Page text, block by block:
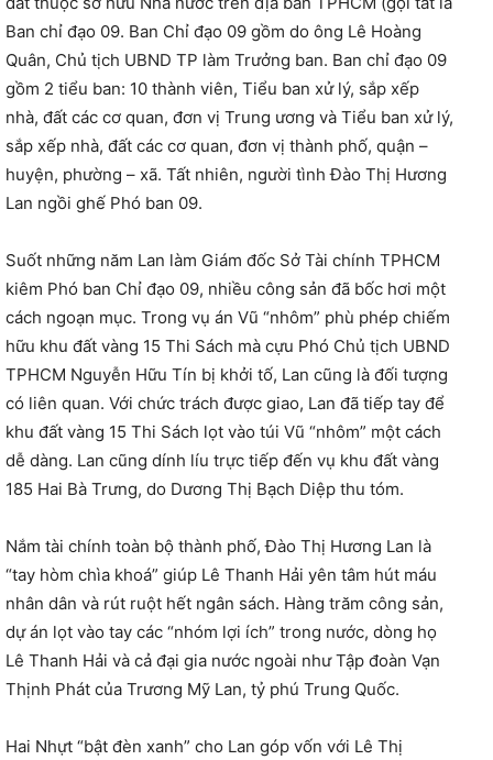
Ban chỉ đạo 09. Ban Chỉ đạo 09 gồm do ông Lê Hoàng
Quân, Chủ tịch UBND TP làm Trưởng ban. Ban chỉ đạo 09
gồm 2 tiểu ban: 10 thành viên, Tiểu ban xử lý, sắp xếp
nhà, đất các cơ quan, đơn vị Trung ương và Tiểu ban xử lý,
sắp xếp nhà, đất các cơ quan, đơn vị thành phố, quận –
huyện, phường – xã. Tất nhiên, người tình Đào Thị Hương
Lan ngồi ghế Phó ban 09.
Suốt những năm Lan làm Giám đốc Sở Tài chính TPHCM
kiêm Phó ban Chỉ đạo 09, nhiều công sản đã bốc hơi một
cách ngoạn mục. Trong vụ án Vũ “nhôm” phù phép chiếm
hữu khu đất vàng 15 Thi Sách mà cựu Phó Chủ tịch UBND
TPHCM Nguyễn Hữu Tín bị khởi tố, Lan cũng là đối tượng
có liên quan. Với chức trách được giao, Lan đã tiếp tay để
khu đất vàng 15 Thi Sách lọt vào túi Vũ “nhôm” một cách
dễ dàng. Lan cũng dính líu trực tiếp đến vụ khu đất vàng
185 Hai Bà Trưng, do Dương Thị Bạch Diệp thu tóm.
Nắm tài chính toàn bộ thành phố, Đào Thị Hương Lan là
“tay hòm chìa khoá” giúp Lê Thanh Hải yên tâm hút máu
nhân dân và rút ruột hết ngân sách. Hàng trăm công sản,
dự án lọt vào tay các “nhóm lợi ích” trong nước, dòng họ
Lê Thanh Hải và cả đại gia nước ngoài như Tập đoàn Vạn
Thịnh Phát của Trương Mỹ Lan, tỷ phú Trung Quốc.
Hai Nhựt “bật đèn xanh” cho Lan góp vốn với Lê Thị